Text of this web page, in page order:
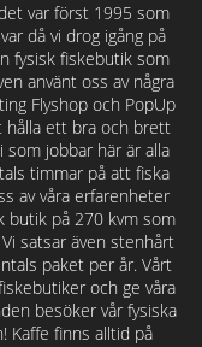
var först 1995 som
då vi drog igång på
fysisk fiskebutik som
använt oss av några
Flyshop och PopUp
hålla ett bra och brett
jobbar här är alla
timmar på att fiska
av våra erfarenheter
butik på 270 kvm som
satsar även stenhårt
paket per år. Vårt
och ge våra
besöker vår fysiska
Kaffe finns alltid på